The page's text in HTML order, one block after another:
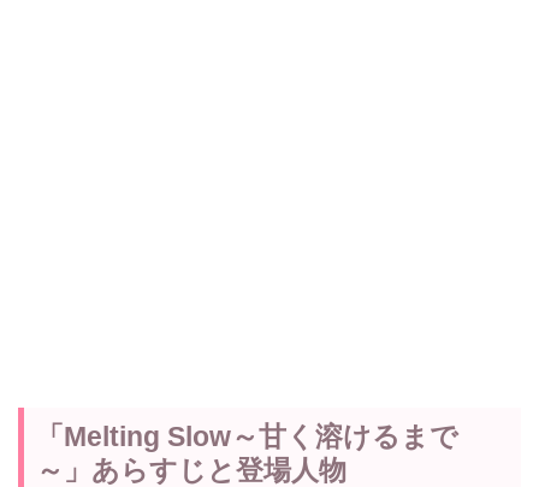
「Melting Slow～甘く溶けるまで
～」あらすじと登場人物